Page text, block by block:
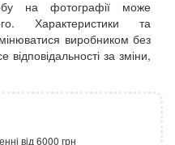
на фотографії може
Характеристики та
виробником без
за зміни,
від 6000 грн